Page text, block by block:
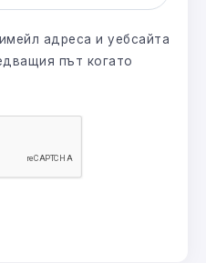
адреса и уебсайта
път когато